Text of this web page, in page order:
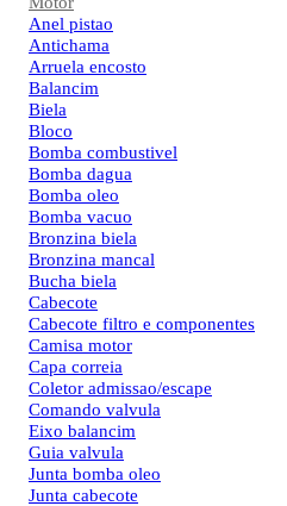
Anel pistao
Antichama
Arruela encosto
Balancim
Biela
Bloco
Bomba combustivel
Bomba dagua
Bomba oleo
Bomba vacuo
Bronzina biela
Bronzina mancal
Bucha biela
Cabecote
Cabecote filtro e componentes
Camisa motor
Capa correia
Coletor admissao/escape
Comando valvula
Eixo balancim
Guia valvula
Junta bomba oleo
Junta cabecote